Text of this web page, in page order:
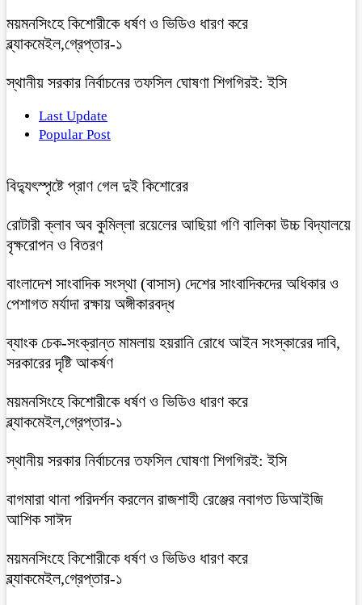
ময়মনসিংহে কিশোরীকে ধর্ষণ ও ভিডিও ধারণ করে
ব্ল্যাকমেইল,গ্রেপ্তার-১
স্থানীয় সরকার নির্বাচনের তফসিল ঘোষণা শিগগিরই: ইসি
Last Update
Popular Post
বিদ্যুৎস্পৃষ্টে প্রাণ গেল দুই কিশোরের
রোটারী ক্লাব অব কুমিল্লা রয়েলের আছিয়া গণি বালিকা উচ্চ বিদ্যালয়ে
বৃক্ষরোপন ও বিতরণ
বাংলাদেশ সাংবাদিক সংস্থা (বাসাস) দেশের সাংবাদিকদের অধিকার ও
পেশাগত মর্যাদা রক্ষায় অঙ্গীকারবদ্ধ
ব্যাংক চেক-সংক্রান্ত মামলায় হয়রানি রোধে আইন সংস্কারের দাবি,
সরকারের দৃষ্টি আকর্ষণ
ময়মনসিংহে কিশোরীকে ধর্ষণ ও ভিডিও ধারণ করে
ব্ল্যাকমেইল,গ্রেপ্তার-১
স্থানীয় সরকার নির্বাচনের তফসিল ঘোষণা শিগগিরই: ইসি
বাগমারা থানা পরিদর্শন করলেন রাজশাহী রেঞ্জের নবাগত ডিআইজি
আশিক সাঈদ
ময়মনসিংহে কিশোরীকে ধর্ষণ ও ভিডিও ধারণ করে
ব্ল্যাকমেইল,গ্রেপ্তার-১